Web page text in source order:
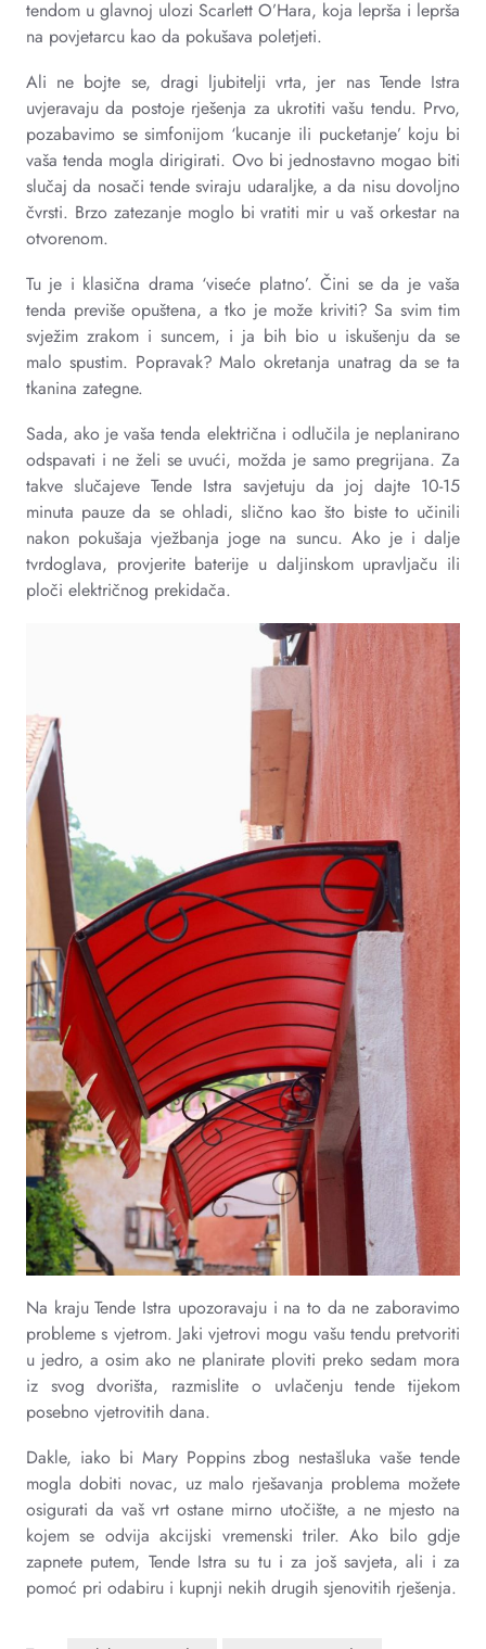
tendom u glavnoj ulozi Scarlett O’Hara, koja leprša i leprša
na povjetarcu kao da pokušava poletjeti.
Ali ne bojte se, dragi ljubitelji vrta, jer nas Tende Istra
uvjeravaju da postoje rješenja za ukrotiti vašu tendu. Prvo,
pozabavimo se simfonijom ‘kucanje ili pucketanje’ koju bi
vaša tenda mogla dirigirati. Ovo bi jednostavno mogao biti
slučaj da nosači tende sviraju udaraljke, a da nisu dovoljno
čvrsti. Brzo zatezanje moglo bi vratiti mir u vaš orkestar na
otvorenom.
Tu je i klasična drama ‘viseće platno’. Čini se da je vaša
tenda previše opuštena, a tko je može kriviti? Sa svim tim
svježim zrakom i suncem, i ja bih bio u iskušenju da se
malo spustim. Popravak? Malo okretanja unatrag da se ta
tkanina zategne.
Sada, ako je vaša tenda električna i odlučila je neplanirano
odspavati i ne želi se uvući, možda je samo pregrijana. Za
takve slučajeve Tende Istra savjetuju da joj dajte 10-15
minuta pauze da se ohladi, slično kao što biste to učinili
nakon pokušaja vježbanja joge na suncu. Ako je i dalje
tvrdoglava, provjerite baterije u daljinskom upravljaču ili
ploči električnog prekidača.
Na kraju Tende Istra upozoravaju i na to da ne zaboravimo
probleme s vjetrom. Jaki vjetrovi mogu vašu tendu pretvoriti
u jedro, a osim ako ne planirate ploviti preko sedam mora
iz svog dvorišta, razmislite o uvlačenju tende tijekom
posebno vjetrovitih dana.
Dakle, iako bi Mary Poppins zbog nestašluka vaše tende
mogla dobiti novac, uz malo rješavanja problema možete
osigurati da vaš vrt ostane mirno utočište, a ne mjesto na
kojem se odvija akcijski vremenski triler. Ako bilo gdje
zapnete putem, Tende Istra su tu i za još savjeta, ali i za
pomoć pri odabiru i kupnji nekih drugih sjenovitih rješenja.